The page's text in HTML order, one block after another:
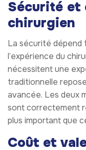
Sécurité et
chirurgien
La sécurité
l’expérience du
nécessitent une
traditionnelle
avancée. Les deux
sont correctement
plus important que
Coût et